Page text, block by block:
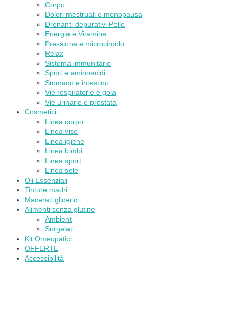
Corpo
Dolori mestruali e menopausa
Drenanti-depurativi Pelle
Energia e Vitamine
Pressione e microcircolo
Relax
Sistema immunitario
Sport e aminoacidi
Stomaco e intestino
Vie respiratorie e gola
Vie urinarie e prostata
Cosmetici
Linea corpo
Linea viso
Linea igiene
Linea bimbi
Linea sport
Linea sole
Oli Essenziali
Tinture madri
Macerati glicerici
Alimenti senza glutine
Ambient
Surgelati
Kit Omeopatici
OFFERTE
Accessibilità